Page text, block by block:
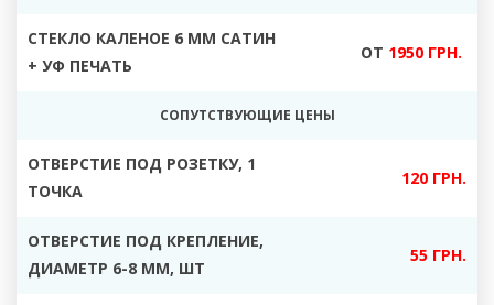
СТЕКЛО КАЛЕНОЕ 6 ММ САТИН
+ УФ ПЕЧАТЬ
ОТ 1950 ГРН.
СОПУТСТВУЮЩИЕ ЦЕНЫ
ОТВЕРСТИЕ ПОД РОЗЕТКУ, 1
ТОЧКА
120 ГРН.
ОТВЕРСТИЕ ПОД КРЕПЛЕНИЕ,
ДИАМЕТР 6-8 ММ, ШТ
55 ГРН.